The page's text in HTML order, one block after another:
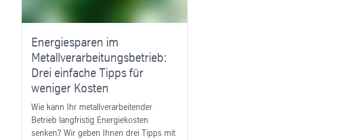
Energiesparen im
Metallverarbeitungsbetrieb:
Drei einfache Tipps für
weniger Kosten
Wie kann Ihr metallverarbeitender
Betrieb langfristig Energiekosten
senken? Wir geben Ihnen drei Tipps mit